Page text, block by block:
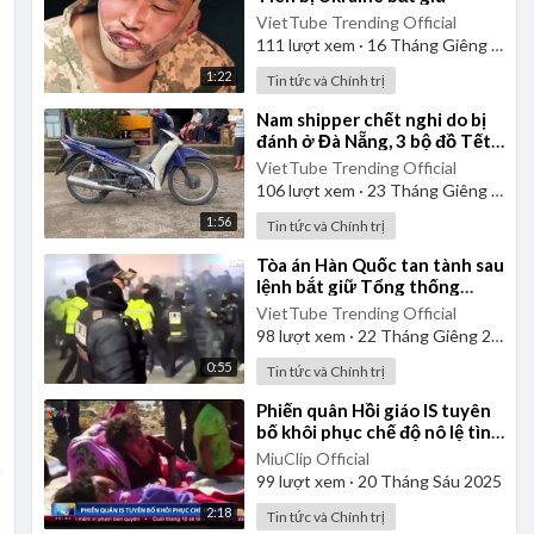
1:22
VietTube Trending Official
111 lượt xem · 16 Tháng Giêng 2025
Tin tức và Chính trị
1:56
⁣Nam shipper chết nghi do bị
đánh ở Đà Nẵng, 3 bộ đồ Tết
còn chưa kịp mặc
VietTube Trending Official
106lượt xem · 23 Tháng Giêng 2025
Tin tức và Chính trị
0:55
⁣Tòa án Hàn Quốc tan tành sau
lệnh bắt giữ Tổng thống
Yoon
VietTube Trending Official
98 lượt xem · 22 Tháng Giêng 2025
Tin tức và Chính trị
2:18
⁣Phiến quân Hồi giáo IS tuyên
bố khôi phục chế độ nô lệ tình
dục
MiuClip Official
99 lượt xem · 20 Tháng Sáu 2025
Tin tức và Chính trị